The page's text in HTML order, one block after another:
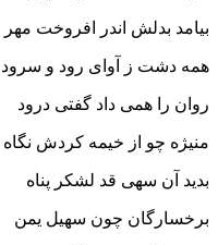
بیامد بدلش اندر افروخت مهر
همه دشت ز آواى رود و سرود
روان را همى داد گفتى درود
منیژه چو از خیمه کردش نگاه
بدید آن سهى قد لشکر پناه‏
برخسارگان چون سهیل یمن